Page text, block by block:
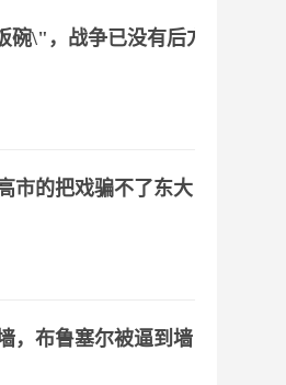
\"，战争已没有后方
市的把戏骗不了东大
，布鲁塞尔被逼到墙